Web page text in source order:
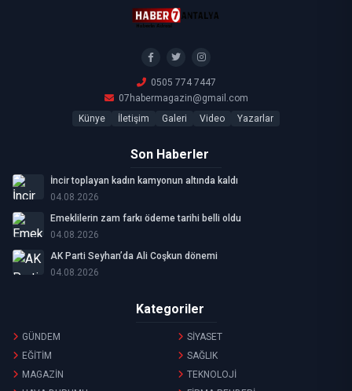
0505 774 7447
07habermagazin@gmail.com
Künye
İletişim Galeri Video Yazarlar
Son Haberler
İncir toplayan kadın kamyonun altında kaldı
04.08.2026
Emeklilerin zam farkı ödeme tarihi belli oldu
04.08.2026
AK Parti Seyhan’da Ali Coşkun dönemi
04.08.2026
Kategoriler
GÜNDEM
SİYASET
EĞİTİM
SAĞLIK
MAGAZİN
TEKNOLOJİ